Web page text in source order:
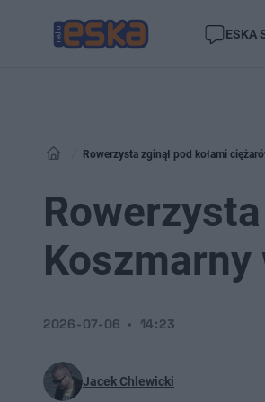
ESKA
Rowerzysta zginął pod kołami
Jacek Chlewicki
2026-07-06 14:23